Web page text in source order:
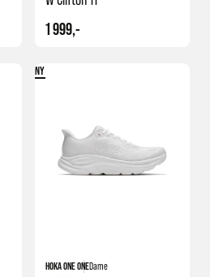
1 999,-
NY
HOKA ONE ONEDame